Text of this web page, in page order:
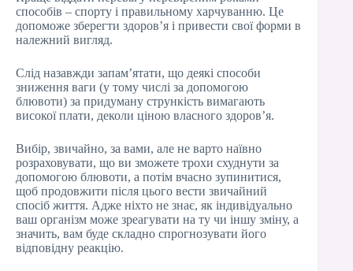
способів – спорту і правильному харчуванню. Це
допоможе зберегти здоров’я і привести свої форми в
належний вигляд.
Слід назавжди запам’ятати, що деякі способи
зниження ваги (у тому числі за допомогою
блювоти) за придуману стрункість вимагають
високої плати, деколи ціною власного здоров’я.
Вибір, звичайно, за вами, але не варто наївно
розраховувати, що ви зможете трохи схуднути за
допомогою блювоти, а потім вчасно зупинитися,
щоб продовжити після цього вести звичайний
спосіб життя. Адже ніхто не знає, як індивідуально
ваш організм може зреагувати на ту чи іншу зміну, а
значить, вам буде складно спрогнозувати його
відповідну реакцію.